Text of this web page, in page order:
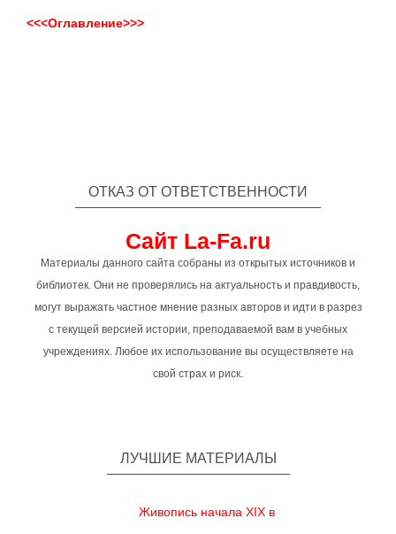
<<<Оглавление>>>
ОТКАЗ ОТ ОТВЕТСТВЕННОСТИ
Сайт La-Fa.ru
Материалы данного сайта собраны из открытых источников и
библиотек. Они не проверялись на актуальность и правдивость,
могут выражать частное мнение разных авторов и идти в разрез
с текущей версией истории, преподаваемой вам в учебных
учреждениях. Любое их использование вы осуществляете на
свой страх и риск.
ЛУЧШИЕ МАТЕРИАЛЫ
Живопись начала XIX в